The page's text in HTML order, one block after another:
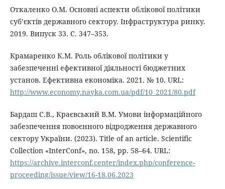
Откаленко О.М. Основні аспекти облікової політики
суб’єктів державного сектору. Інфраструктура ринку.
2019. Випуск 33. С. 347–353.
Крамаренко К.М. Роль облікової політики у
забезпеченні ефективної діяльності бюджетних
установ. Ефективна економіка. 2021. № 10. URL:
http://www.economy.nayka.com.ua/pdf/10_2021/80.pdf
Бардаш С.В., Краєвський В.М. Умови інформаційного
забезпечення повоєнного відродження державного
сектору України. (2023). Title of an article. Scientific
Collection «InterConf», no. 158, pp. 58–64. URL:
https://archive.interconf.center/index.php/conference-
proceeding/issue/view/16-18.06.2023